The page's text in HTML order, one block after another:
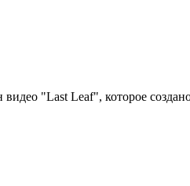
"Last Leaf", которое